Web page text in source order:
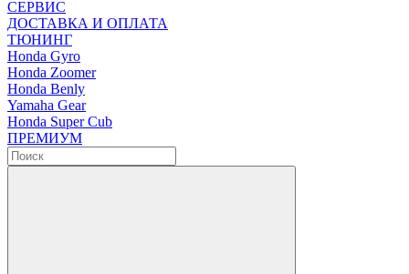
СЕРВИС
ДОСТАВКА И ОПЛАТА
ТЮНИНГ
Honda Gyro
Honda Zoomer
Honda Benly
Yamaha Gear
Honda Super Cub
ПРЕМИУМ